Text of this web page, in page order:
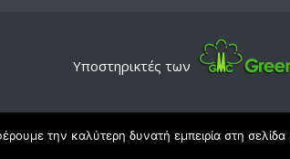
Υποστηρικτές των
• Proudly Powered byWordPress• Σχεδίαση
την καλύτερη δυνατή εμπειρία στη